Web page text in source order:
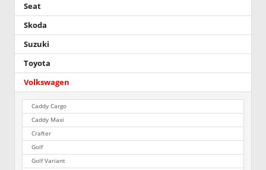
Seat
Skoda
Suzuki
Toyota
Volkswagen
Caddy Cargo
Caddy Maxi
Crafter
Golf
Golf Variant